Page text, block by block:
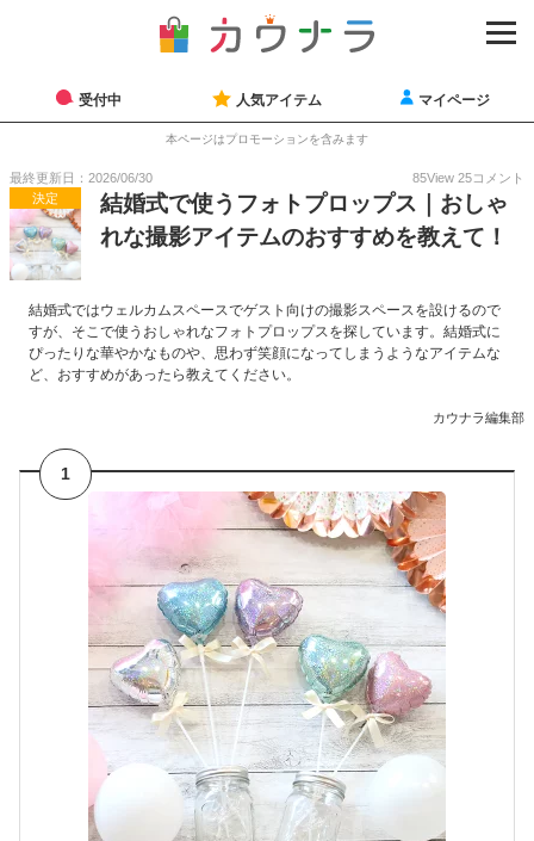
受付中 人気アイテム マイページ
本ページはプロモーションを含みます
最終更新日：2026/06/30 85View 25コメント
決定
結婚式で使うフォトプロップス｜おしゃ
れな撮影アイテムのおすすめを教えて！
結婚式ではウェルカムスペースでゲスト向けの撮影スペースを設けるので
すが、そこで使うおしゃれなフォトプロップスを探しています。結婚式に
ぴったりな華やかなものや、思わず笑顔になってしまうようなアイテムな
ど、おすすめがあったら教えてください。
カウナラ編集部
1